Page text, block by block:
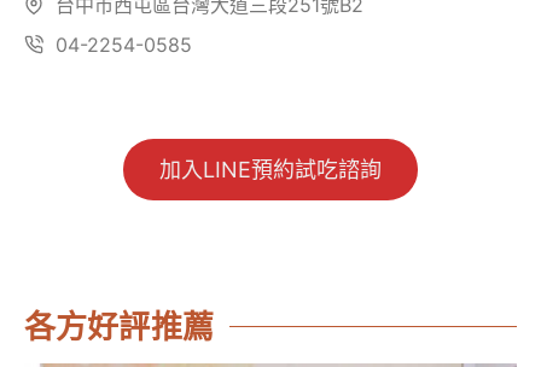
台中市西屯區台灣大道三段251號B2
04-2254-0585
加入LINE預約試吃諮詢
各方好評推薦